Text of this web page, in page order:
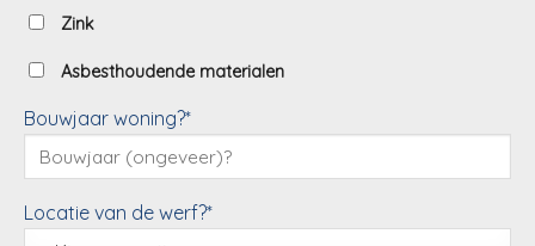
Zink
Asbesthoudende materialen
Bouwjaar woning?*
Locatie van de werf?*